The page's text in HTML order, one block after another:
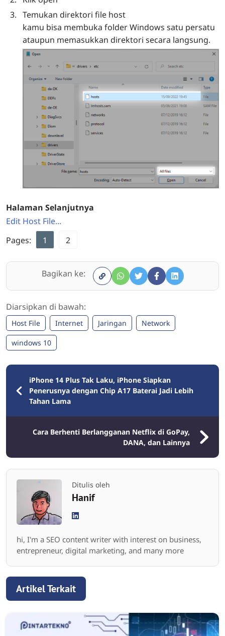
Temukan direktori file host
kamu bisa membuka folder Windows satu persatu
ataupun memasukkan direktori secara langsung.
Halaman Selanjutnya
Edit Host File...
Pages:
1 2
Bagikan ke:
Diarsipkan di bawah:
Host File Internet Jaringan Network
windows 10
iPhone 14 Plus Tak Laku, iPhone Siapkan
Penerusnya dengan Chip A17 Baterai Jadi Lebih
Tahan Lama
Cara Berhenti Berlangganan Netflix di GoPay,
DANA, dan Lainnya
Ditulis oleh
Hanif
hi, I'm a SEO content writer with interest on business,
entrepreneur, digital marketing, and many more
Artikel Terkait